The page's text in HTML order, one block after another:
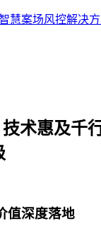
智慧案场风控解决
术惠及千
值深度落地